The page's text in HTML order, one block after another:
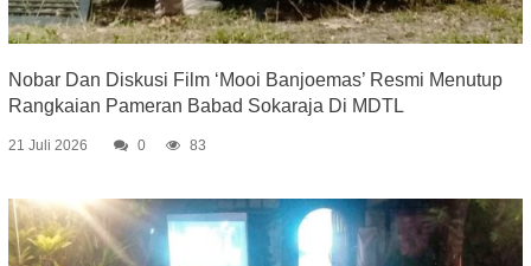
Nobar Dan Diskusi Film ‘Mooi Banjoemas’ Resmi Menutup
Rangkaian Pameran Babad Sokaraja Di MDTL
21 Juli 2026 0 83